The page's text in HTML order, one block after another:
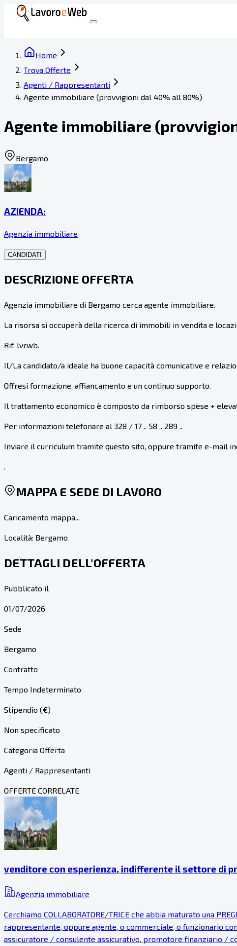
Home
Trova Offerte
Agenti / Rappresentanti
Agente immobiliare (provvigioni dal 40% all 80%)
Agente immobiliare
Bergamo
AZIENDA:
Agenzia immobiliare
CANDIDATI
DESCRIZIONE OFFERTA
Agenzia immobiliare di Bergamo cerca agente immobiliare.
La risorsa si occuperà della ricerca di immobili in vendita e
Rif. lvrwb.
Il/La candidato/a ideale ha buone capacità comunicative e
Offresi formazione, affiancamento e un continuo supporto.
Il trattamento economico è composto da rimborso spese +
Per informazioni telefonare al 328 / 17 .. 58 .. 289 ..
Inviare il curriculum tramite questo sito, oppure tramite e-mail
.
MAPPA E SEDE DI LAVORO
Caricamento mappa...
Località: Bergamo
DETTAGLI DELL'OFFERTA
Pubblicato il
01/07/2026
Sede
Bergamo
Contratto
Tempo Indeterminato
Stipendio (€)
Non specificato
Categoria Offerta
Agenti / Rappresentanti
OFFERTE CORRELATE
venditore con esperienza, indifferente il settore di
Agenzia immobiliare
Cerchiamo COLLABORATORE/TRICE che abbia maturato una
rappresentante, oppure agente, o commerciale, o funzionario
assicuratore / consulente assicurativo, promotore finanziario /